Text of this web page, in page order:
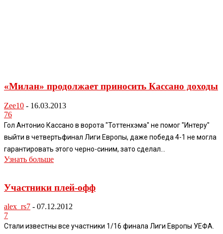
«Милан» продолжает приносить Кассано доходы
Zee10 - 16.03.2013
76
Гол Антонио Кассано в ворота "Тоттенхэма" не помог "Интеру"
выйти в четвертьфинал Лиги Европы, даже победа 4-1 не могла
гарантировать этого черно-синим, зато сделал...
Узнать больше
Участники плей-офф
alex_rs7 - 07.12.2012
7
Стали известны все участники 1/16 финала Лиги Европы УЕФА.